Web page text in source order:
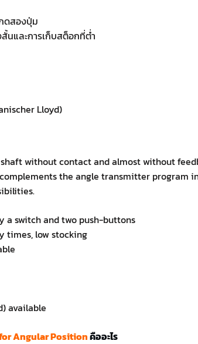
ดสองปุ่ม
สั้นและการเก็บสต็อกที่ต่ำ
Lloyd)
without contact and almost without
the angle transmitter program
a switch and two push-buttons
times, low stocking
available
Angular Positionคืออะไร